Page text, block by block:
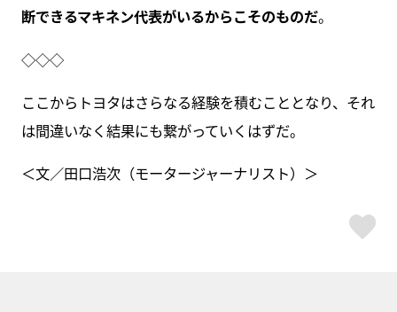
断できるマキネン代表がいるからこそのものだ。
◇◇◇
ここからトヨタはさらなる経験を積むこととなり、それ
は間違いなく結果にも繋がっていくはずだ。
＜文／田口浩次（モータージャーナリスト）＞